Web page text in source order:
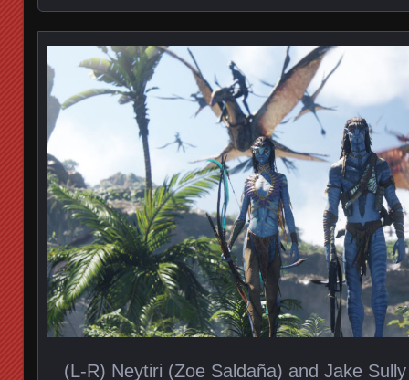
(L-R) Neytiri (Zoe Saldaña) and Jake